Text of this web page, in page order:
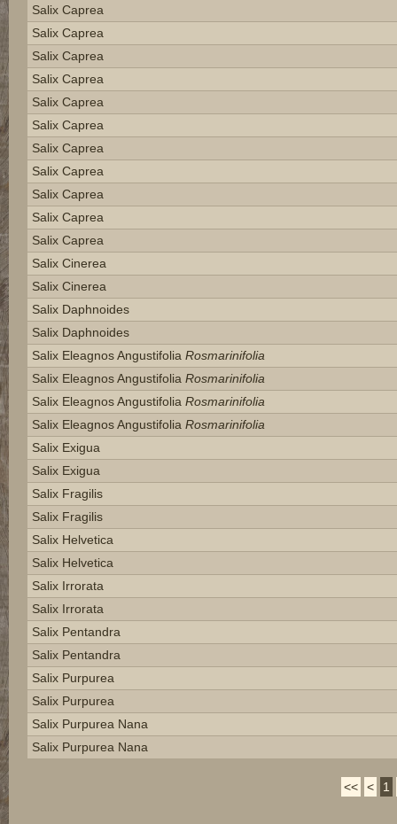
Salix Caprea
Salix Caprea
Salix Caprea
Salix Caprea
Salix Caprea
Salix Caprea
Salix Caprea
Salix Caprea
Salix Caprea
Salix Caprea
Salix Caprea
Salix Cinerea
Salix Cinerea
Salix Daphnoides
Salix Daphnoides
Salix Eleagnos Angustifolia Rosmarinifolia
Salix Eleagnos Angustifolia Rosmarinifolia
Salix Eleagnos Angustifolia Rosmarinifolia
Salix Eleagnos Angustifolia Rosmarinifolia
Salix Exigua
Salix Exigua
Salix Fragilis
Salix Fragilis
Salix Helvetica
Salix Helvetica
Salix Irrorata
Salix Irrorata
Salix Pentandra
Salix Pentandra
Salix Purpurea
Salix Purpurea
Salix Purpurea Nana
Salix Purpurea Nana
<< < 1